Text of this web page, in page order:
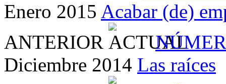
Enero 2015 Acabar (de)
ANTERIOR
Diciembre 2014 Las raíces